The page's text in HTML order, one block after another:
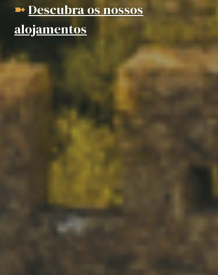
➼Descubra os nossos
alojamentos